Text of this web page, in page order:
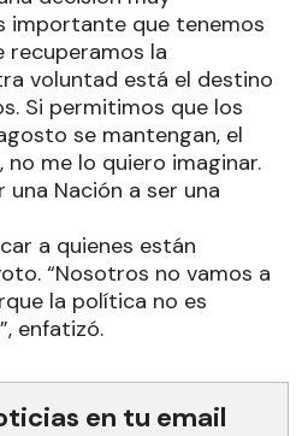
importante que tenemos
recuperamos la
voluntad está el destino
Si permitimos que los
se mantengan, el
me lo quiero imaginar.
Nación a ser una
a quienes están
“Nosotros no vamos a
la política no es
enfatizó.
en tu email